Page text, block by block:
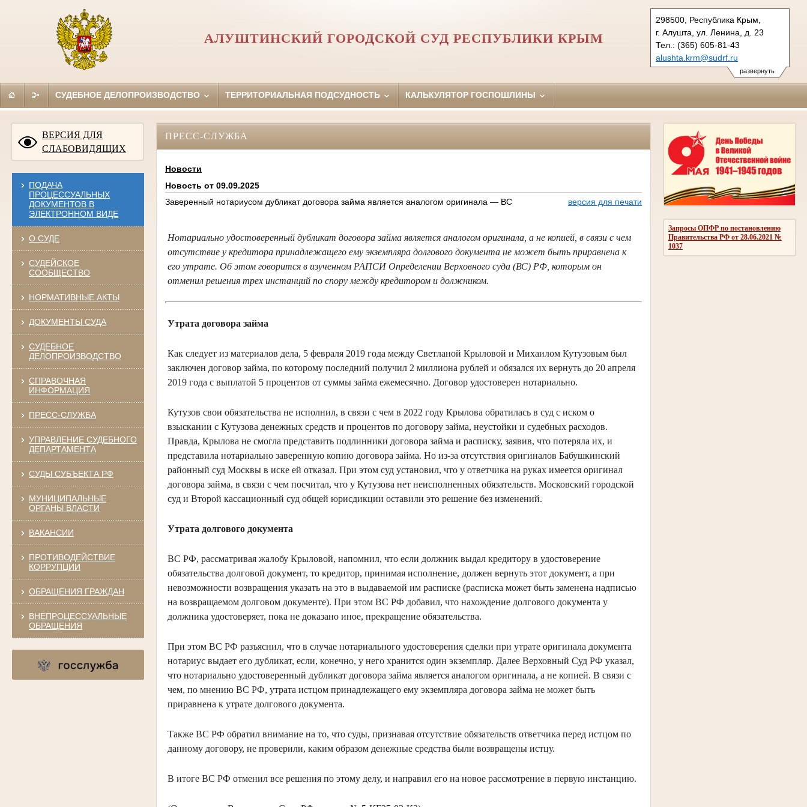
развернуть
298500, Республика Крым,
г. Алушта, ул. Ленина, д. 23
Тел.: (365) 605-81-43
alushta.krm@sudrf.ru
АЛУШТИНСКИЙ ГОРОДСКОЙ СУД РЕСПУБЛИКИ КРЫМ
СУДЕБНОЕ ДЕЛОПРОИЗВОДСТВО ТЕРРИТОРИАЛЬНАЯ ПОДСУДНОСТЬ КАЛЬКУЛЯТОР ГОСПОШЛИНЫ
ВЕРСИЯ ДЛЯ
СЛАБОВИДЯЩИХ
ПОДАЧА
ПРОЦЕССУАЛЬНЫХ
ДОКУМЕНТОВ В
ЭЛЕКТРОННОМ ВИДЕ
О СУДЕ
СУДЕЙСКОЕ
СООБЩЕСТВО
НОРМАТИВНЫЕ АКТЫ
ДОКУМЕНТЫ СУДА
СУДЕБНОЕ
ДЕЛОПРОИЗВОДСТВО
СПРАВОЧНАЯ
ИНФОРМАЦИЯ
ПРЕСС-СЛУЖБА
УПРАВЛЕНИЕ СУДЕБНОГО
ДЕПАРТАМЕНТА
СУДЫ СУБЪЕКТА РФ
МУНИЦИПАЛЬНЫЕ
ОРГАНЫ ВЛАСТИ
ВАКАНСИИ
ПРОТИВОДЕЙСТВИЕ
КОРРУПЦИИ
ОБРАЩЕНИЯ ГРАЖДАН
ВНЕПРОЦЕССУАЛЬНЫЕ
ОБРАЩЕНИЯ
Запросы ОПФР по постановлению
Правительства РФ от 28.06.2021 №
1037
ПРЕСС-СЛУЖБА
Новости
Новость от 09.09.2025
Заверенный нотариусом дубликат договора займа является аналогом оригинала — ВС
версия для печати
Нотариально удостоверенный дубликат договора займа является аналогом оригинала, а не копией, в связи с чем
отсутствие у кредитора принадлежащего ему экземпляра долгового документа не может быть приравнена к
его утрате. Об этом говорится в изученном РАПСИ Определении Верховного суда (ВС) РФ, которым он
отменил решения трех инстанций по спору между кредитором и должником.
Утрата договора займа
Как следует из материалов дела, 5 февраля 2019 года между Светланой Крыловой и Михаилом Кутузовым был
заключен договор займа, по которому последний получил 2 миллиона рублей и обязался их вернуть до 20 апреля
2019 года с выплатой 5 процентов от суммы займа ежемесячно. Договор удостоверен нотариально.
Кутузов свои обязательства не исполнил, в связи с чем в 2022 году Крылова обратилась в суд с иском о
взыскании с Кутузова денежных средств и процентов по договору займа, неустойки и судебных расходов.
Правда, Крылова не смогла представить подлинники договора займа и расписку, заявив, что потеряла их, и
представила нотариально заверенную копию договора займа. Но из-за отсутствия оригиналов Бабушкинский
районный суд Москвы в иске ей отказал. При этом суд установил, что у ответчика на руках имеется оригинал
договора займа, в связи с чем посчитал, что у Кутузова нет неисполненных обязательств. Московский городской
суд и Второй кассационный суд общей юрисдикции оставили это решение без изменений.
Утрата долгового документа
ВС РФ, рассматривая жалобу Крыловой, напомнил, что если должник выдал кредитору в удостоверение
обязательства долговой документ, то кредитор, принимая исполнение, должен вернуть этот документ, а при
невозможности возвращения указать на это в выдаваемой им расписке (расписка может быть заменена надписью
на возвращаемом долговом документе). При этом ВС РФ добавил, что нахождение долгового документа у
должника удостоверяет, пока не доказано иное, прекращение обязательства.
При этом ВС РФ разъяснил, что в случае нотариального удостоверения сделки при утрате оригинала документа
нотариус выдает его дубликат, если, конечно, у него хранится один экземпляр. Далее Верховный Суд РФ указал,
что нотариально удостоверенный дубликат договора займа является аналогом оригинала, а не копией. В связи с
чем, по мнению ВС РФ, утрата истцом принадлежащего ему экземпляра договора займа не может быть
приравнена к утрате долгового документа.
Также ВС РФ обратил внимание на то, что суды, признавая отсутствие обязательств ответчика перед истцом по
данному договору, не проверили, каким образом денежные средства были возвращены истцу.
В итоге ВС РФ отменил все решения по этому делу, и направил его на новое рассмотрение в первую инстанцию.